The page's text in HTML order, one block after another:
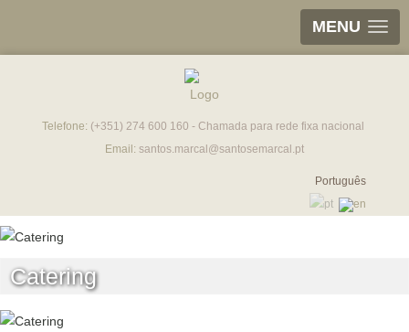
MENU
Telefone: (+351) 274 600 160 - Chamada para rede fixa nacional
Email: santos.marcal@santosemarcal.pt
Português
Catering